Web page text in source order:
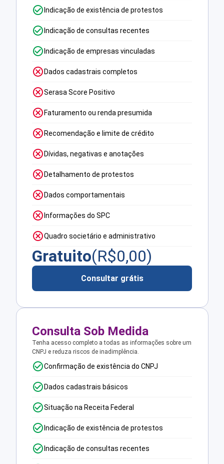
Indicação de existência de protestos
Indicação de consultas recentes
Indicação de empresas vinculadas
Dados cadastrais completos
Serasa Score Positivo
Faturamento ou renda presumida
Recomendação e limite de crédito
Dívidas, negativas e anotações
Detalhamento de protestos
Dados comportamentais
Informações do SPC
Quadro societário e administrativo
Gratuito(R$0,00)
Consultar grátis
Consulta Sob Medida
Tenha acesso completo a todas as informações sobre um
CNPJ e reduza riscos de inadimplência.
Confirmação de existência do CNPJ
Dados cadastrais básicos
Situação na Receita Federal
Indicação de existência de protestos
Indicação de consultas recentes